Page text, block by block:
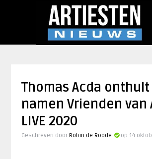
Thomas Acda
namen Vrienden van
LIVE 2020
Geschreven door Robin de Roode op 14